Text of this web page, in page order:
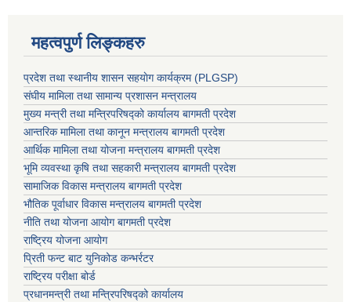
महत्वपुर्ण लिङ्कहरु
प्रदेश तथा स्थानीय शासन सहयाेग कार्यक्रम (PLGSP)
संघीय मामिला तथा सामान्य प्रशासन मन्त्रालय
मुख्य मन्त्री तथा मन्त्रिपरिषद्को कार्यालय बागमती प्रदेश
आन्तरिक मामिला तथा कानून मन्त्रालय बागमती प्रदेश
आर्थिक मामिला तथा योजना मन्त्रालय बागमती प्रदेश
भूमि व्यवस्था कृषि तथा सहकारी मन्त्रालय बागमती प्रदेश
सामाजिक विकास मन्त्रालय बागमती प्रदेश
भौतिक पूर्वाधार विकास मन्त्रालय बागमती प्रदेश
नीति तथा योजना आयोग बागमती प्रदेश
राष्ट्रिय योजना आयोग
प्रिती फन्ट बाट युनिकोड कन्भर्रटर
राष्ट्रिय परीक्षा बोर्ड
प्रधानमन्त्री तथा मन्त्रिपरिषद्को कार्यालय